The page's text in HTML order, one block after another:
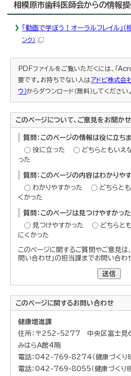
相模原市歯科医師会からの情報
「動画で学ぼう！オーラルフレイル」
ンク）
PDFファイルをご覧いただくには、「
要です。お持ちでない人はアドビ株式会
ウ）からダウンロード（無料）してください。
このページについて、ご意見をお聞か
質問：このページの情報は役に立ち
役に立った
どちらともいえ
った
質問：このページの内容はわかりや
わかりやすかった
どちらと
くかった
質問：このページは見つけやすかっ
見つけやすかった
どちらと
にくかった
このページに関するご質問やご意見は
問い合わせ」の担当課までお問い合わ
送信
このページに関するお問い合わせ
健康増進課
住所：〒252-5277 中央区富士見
みはらA館4階
電話：042-769-8274（健康づくり
電話：042-769-8055（健康づくり